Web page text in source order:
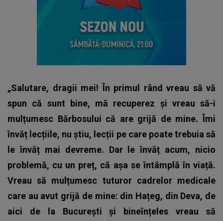
„Salutare, dragii mei! În primul rând vreau să vă
spun că sunt bine, mă recuperez și vreau să-i
mulțumesc Bărbosului că are grijă de mine. Îmi
învăț lecțiile, nu știu, lecții pe care poate trebuia să
le învăț mai devreme. Dar le învăț acum, nicio
problemă, cu un preț, că așa se întâmplă în viață.
Vreau să mulțumesc tuturor cadrelor medicale
care au avut grijă de mine: din Hațeg, din Deva, de
aici de la București și bineînțeles vreau să